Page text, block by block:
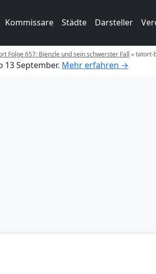
Kommissare Städte Darsteller
Folge 657: Bienzle und sein schwerster Fall »tatort-
13 September. Mehr erfahren →